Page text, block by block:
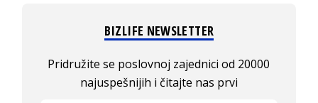
BIZLIFE NEWSLETTER
Pridružite se poslovnoj zajednici od 20000
najuspešnijih i čitajte nas prvi